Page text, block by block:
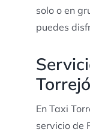
solo o en
puedes
En Taxi
servicio de